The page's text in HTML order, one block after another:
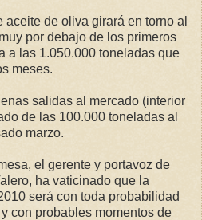
de oliva girará en torno al
por debajo de los primeros
a las 1.050.000 toneladas que
meses.
salidas al mercado (interior
de las 100.000 toneladas al
marzo.
el gerente y portavoz de
ha vaticinado que la
será con toda probabilidad
con probables momentos de